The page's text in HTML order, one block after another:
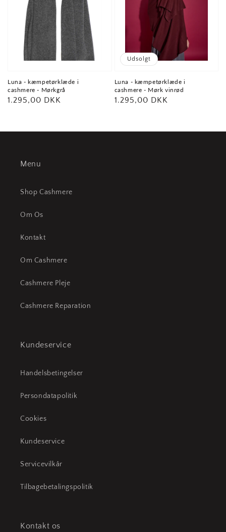
Luna - kæmpetørklæde i
cashmere - Mørkgrå
Normalpris
1.295,00 DKK
Luna - kæmpetørklæde i
cashmere - Mørk vinrød
Normalpris
1.295,00 DKK
Udsolgt
Menu
Shop Cashmere
Om Os
Kontakt
Om Cashmere
Cashmere Pleje
Cashmere Reparation
Kundeservice
Handelsbetingelser
Persondatapolitik
Cookies
Kundeservice
Servicevilkår
Tilbagebetalingspolitik
Kontakt os